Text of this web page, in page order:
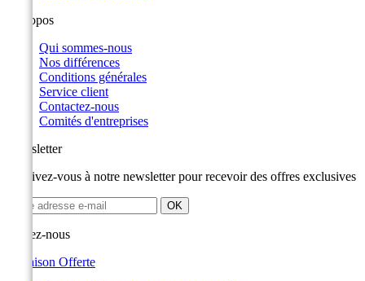
A propos
Qui sommes-nous
Nos différences
Conditions générales
Service client
Contactez-nous
Comités d'entreprises
Newsletter
Inscrivez-vous à notre newsletter pour recevoir des offres exclusives
Suivez-nous
Livraison Offerte